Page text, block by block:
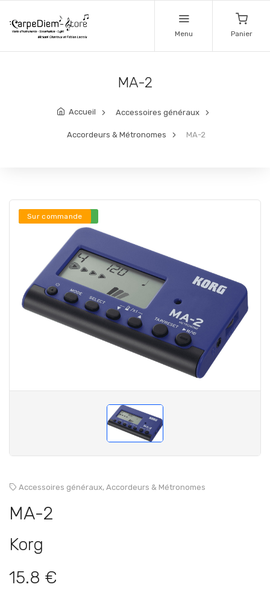
Menu Panier
MA-2
Accueil Accessoires généraux
Accordeurs & Métronomes MA-2
Stock en ligne ***
Sur commande
Accessoires généraux, Accordeurs & Métronomes
MA-2
Korg
15.8 €